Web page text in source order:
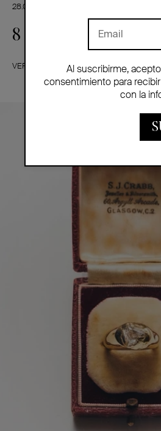
28.07.2026
8 formas de llevar la
VER MÁS
Al suscribirme,
consentimiento para
con la